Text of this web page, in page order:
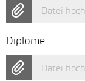
Datei
Diplome
Datei